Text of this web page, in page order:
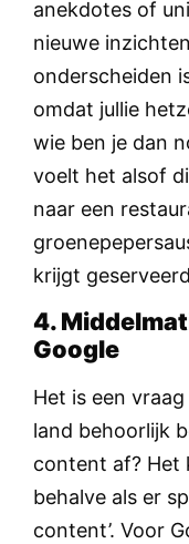
anekdotes of
nieuwe
onderscheiden
omdat jullie
wie ben je dan
voelt het alsof
naar een
krijgt
4.
Google
Het is een
land behoorlijk
content af? Het
behalve als er
content’. Voor